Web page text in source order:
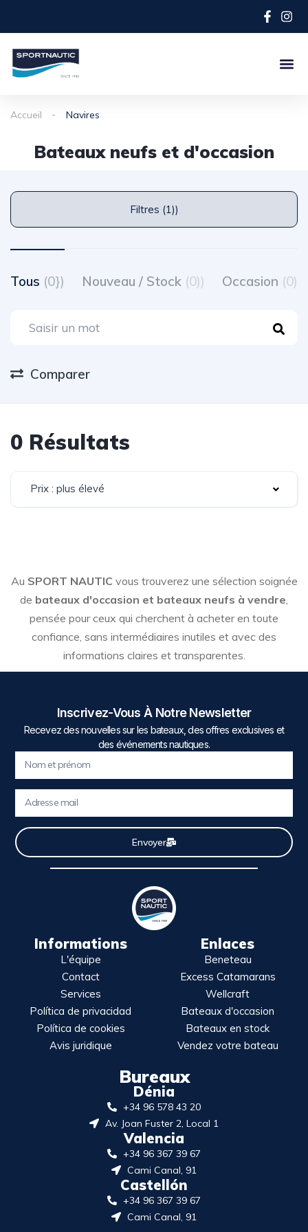
Accueil Navires
Bateaux neufs et d'occasion
Filtres (1))
Tous (0}) Nouveau / Stock (0)) Occasion (0)
Comparer
0 Résultats
Prix : plus élevé
Au SPORT NAUTIC vous trouverez une sélection soignée
de bateaux d'occasion et bateaux neufs à vendre
pensée pour ceux qui cherchent à acheter en toute
confiance, sans intermédiaires inutiles et avec des
informations claires et transparentes.
Inscrivez-Vous À Notre Newsletter
Recevez des nouvelles sur les bateaux, des offres exclusives et
des événements nautiques.
Envoyer
Informations
L'équipe
Contact
Services
Política de privacidad
Política de cookies
Avis juridique
Enlaces
Beneteau
Excess Catamarans
Wellcraft
Bateaux d'occasion
Bateaux en stock
Vendez votre bateau
Bureaux
Dénia
+34 96 578 43 20
Av. Joan Fuster 2, Local 1
Valencia
+34 96 367 39 67
Cami Canal, 91
Castellón
+34 96 367 39 67
Cami Canal, 91